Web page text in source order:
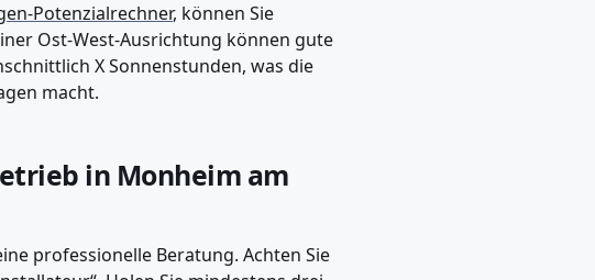
Potenzialrechner, können Sie
Ost-West-Ausrichtung können gute
X Sonnenstunden, was die
macht.
in Monheim am
professionelle Beratung. Achten Sie